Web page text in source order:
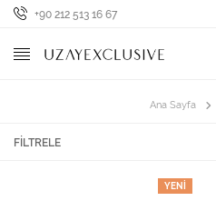
+90 212 513 16 67
Ana Sayfa
FILTRELE
YENI